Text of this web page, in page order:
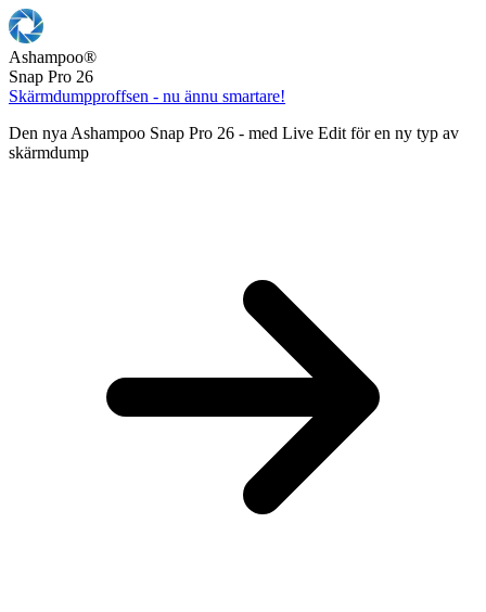
Ashampoo®
Snap Pro 26
Skärmdumpproffsen - nu ännu smartare!
Den nya Ashampoo Snap Pro 26 - med Live Edit för en ny typ av
skärmdump